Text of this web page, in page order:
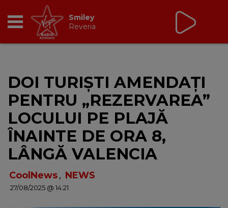
BREAKFAST
TIC TALK
CÂȘTIGĂ
DANCEFLOOR CHART
Virgin Radio Drive Time
cu Silviu Andrei
16:00 - 19:00
DOI TURIȘTI AMENDAȚI
PENTRU „REZERVAREA”
LOCULUI PE PLAJĂ
ÎNAINTE DE ORA 8,
LÂNGĂ VALENCIA
CoolNews, NEWS
27/08/2025 @ 14:21